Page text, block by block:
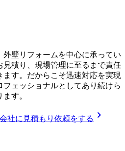
壁リフォームを中心に承ってい
見積り、現場管理に至るまで責任
ます。だからこそ迅速対応を実現
ェッショナルとしてあり続けら
す。
社に見積もり依頼をする chevron_right